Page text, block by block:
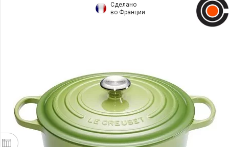
Сделано
во Франции